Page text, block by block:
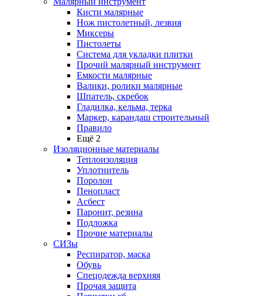
Кисти малярные
Нож пистолетный, лезвия
Миксеры
Пистолеты
Система для укладки плитки
Прочий малярный инструмент
Емкости малярные
Валики, ролики малярные
Шпатель, скребок
Гладилка, кельма, терка
Маркер, карандаш строительный
Правило
Ещё 2
Изоляционные материалы
Теплоизоляция
Уплотнитель
Поролон
Пенопласт
Асбест
Паронит, резина
Подложка
Прочие материалы
СИЗы
Респиратор, маска
Обувь
Спецодежда верхняя
Прочая защита